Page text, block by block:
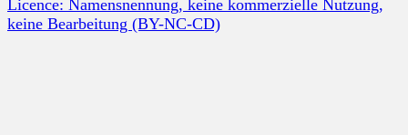
Licence: Namensnennung, keine kommerzielle Nutzung,
keine Bearbeitung (BY-NC-CD)